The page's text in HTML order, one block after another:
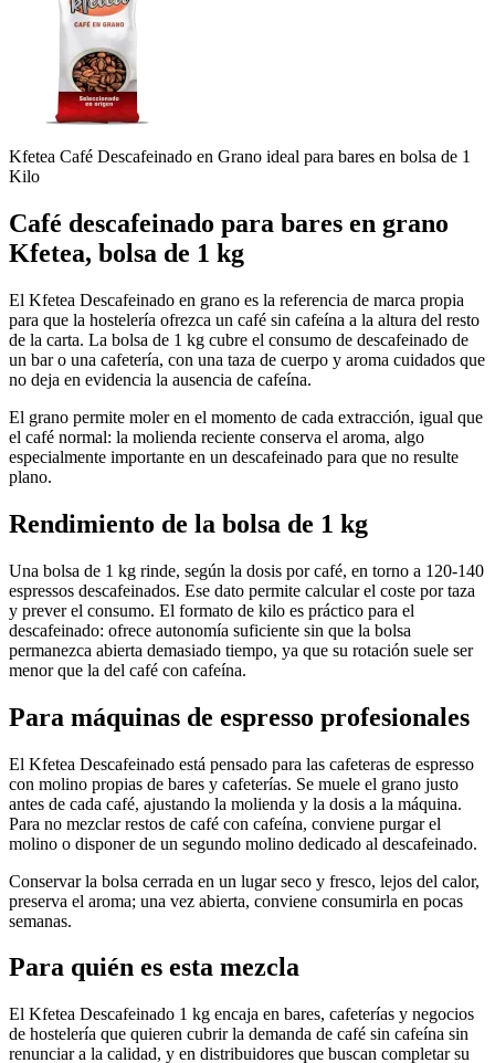
Kfetea Café Descafeinado en Grano ideal para bares en bolsa de 1
Kilo
Café descafeinado para bares en grano
Kfetea, bolsa de 1 kg
El Kfetea Descafeinado en grano es la referencia de marca propia
para que la hostelería ofrezca un café sin cafeína a la altura del resto
de la carta. La bolsa de 1 kg cubre el consumo de descafeinado de
un bar o una cafetería, con una taza de cuerpo y aroma cuidados que
no deja en evidencia la ausencia de cafeína.
El grano permite moler en el momento de cada extracción, igual que
el café normal: la molienda reciente conserva el aroma, algo
especialmente importante en un descafeinado para que no resulte
plano.
Rendimiento de la bolsa de 1 kg
Una bolsa de 1 kg rinde, según la dosis por café, en torno a 120-140
espressos descafeinados. Ese dato permite calcular el coste por taza
y prever el consumo. El formato de kilo es práctico para el
descafeinado: ofrece autonomía suficiente sin que la bolsa
permanezca abierta demasiado tiempo, ya que su rotación suele ser
menor que la del café con cafeína.
Para máquinas de espresso profesionales
El Kfetea Descafeinado está pensado para las cafeteras de espresso
con molino propias de bares y cafeterías. Se muele el grano justo
antes de cada café, ajustando la molienda y la dosis a la máquina.
Para no mezclar restos de café con cafeína, conviene purgar el
molino o disponer de un segundo molino dedicado al descafeinado.
Conservar la bolsa cerrada en un lugar seco y fresco, lejos del calor,
preserva el aroma; una vez abierta, conviene consumirla en pocas
semanas.
Para quién es esta mezcla
El Kfetea Descafeinado 1 kg encaja en bares, cafeterías y negocios
de hostelería que quieren cubrir la demanda de café sin cafeína sin
renunciar a la calidad, y en distribuidores que buscan completar su